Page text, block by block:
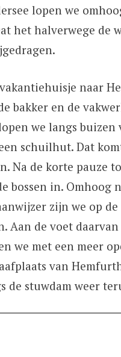
lopen we
het halverwege de
naar
bakker en de
we langs
schuilhut. Dat
Na de korte pauze
bossen in. Omhoog
zijn we op
Aan de voet
we met een meer
van
de stuwdam weer